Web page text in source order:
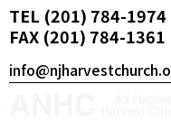
TEL (201) 784-1974
FAX (201) 784-1361